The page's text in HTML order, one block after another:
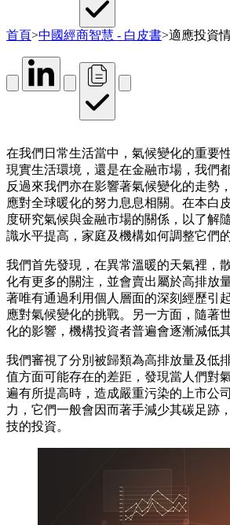
首頁>中國經商智慧 - 白皮書>適應投資
在我們日常生活當中，氣候變化的重要
現實生活環境，還是在金融市場，我們
反過來我們亦在影響著氣候變化的走勢
應對全球暖化的努力息息相關。在本白
度研究氣候與金融市場的關係，以了解
識水平提高，家庭及機構如何調整它們
我們首先發現，在異常溫暖的天氣裡，
化有更多的關注，並會賣出屬於高排放
著唯有通過利用個人層面的深刻經歷引
應對氣候變化的挑戰。另一方面，隨著
化的影響，機構投資者普遍會逐漸減低
我們審視了分別被歸類為高排放量及低
值方面可能存在的差距，發現當人們對
遍有所提高時，造成嚴重污染的上市公
力，它們一般會因而著手減少其碳足跡
技的投資。